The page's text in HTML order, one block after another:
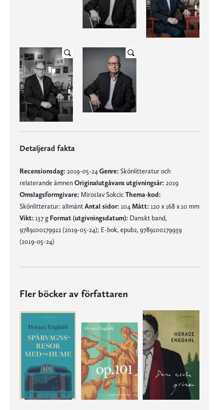
Detaljerad fakta
Recensionsdag: 2019-05-24 Genre: Skönlitteratur och
relaterande ämnenOriginalutgåvans utgivningsår: 2019
Omslagsformgivare: Miroslav SokcicThema-kod:
Skönlitteratur: allmäntAntal sidor: 104 Mått: 120 x 168 x 10 mm
Vikt: 137 g Format (utgivningsdatum): Danskt band,
9789100179922 (2019-05-24); E-bok, epub2, 9789100179939
(2019-05-24)
Fler böcker av författaren